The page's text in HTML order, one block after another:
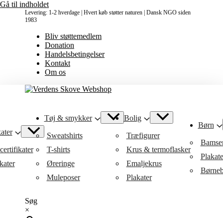
Gå til indholdet
Levering: 1-2 hverdage | Hvert køb støtter naturen | Dansk NGO siden
1983
Bliv støttemedlem
Donation
Handelsbetingelser
Kontakt
Om os
Tøj & smykker
Sweatshirts
T-shirts
Øreringe
Muleposer
Bolig
Træfigurer
Krus & termoflasker
Emaljekrus
Plakater
Børn
Søg
×